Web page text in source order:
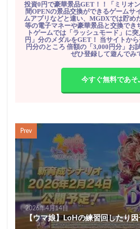
投資0円で豪華景品GET！！「ミリオ
間OPENの景品交換ができるゲームサ
ムアプリなどと違い、MGDXでは貯め
等の電子マネーや豪華景品と交換でき
トゲームでは「ラッシュモード」に
円」分のメダルをGET！ 当サイトか
円分のところ 倍額の「3,000円分」お
ぜひ登録して遊んでみ
今すぐ無料であそ
Prev
2026年4月14日
【ウマ娘】LoHの練習回したり因